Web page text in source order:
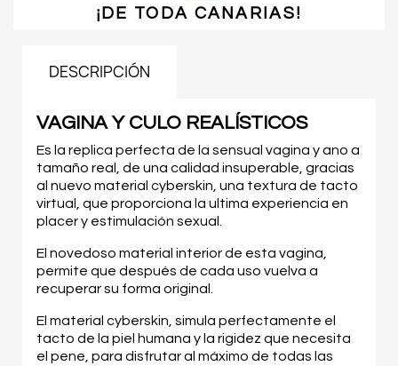
¡DE TODA CANARIAS!
DESCRIPCIÓN
VAGINA Y CULO REALÍSTICOS
Es la replica perfecta de la sensual vagina y ano a
tamaño real, de una calidad insuperable, gracias
al nuevo material cyberskin, una textura de tacto
virtual, que proporciona la ultima experiencia en
placer y estimulación sexual.
El novedoso material interior de esta vagina,
permite que después de cada uso vuelva a
recuperar su forma original.
El material cyberskin, simula perfectamente el
tacto de la piel humana y la rigidez que necesita
el pene, para disfrutar al máximo de todas las